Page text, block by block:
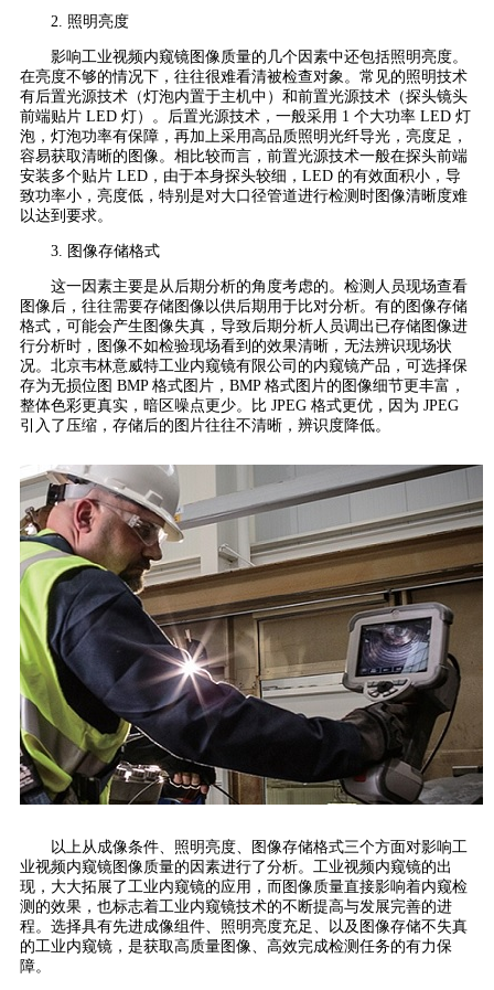
2. 照明亮度
影响工业视频内窥镜图像质量的几个因素中还包括照明亮度。
在亮度不够的情况下，往往很难看清被检查对象。常见的照明技术
有后置光源技术（灯泡内置于主机中）和前置光源技术（探头镜头
前端贴片 LED 灯）。后置光源技术，一般采用 1 个大功率 LED 灯
泡，灯泡功率有保障，再加上采用高品质照明光纤导光，亮度足，
容易获取清晰的图像。相比较而言，前置光源技术一般在探头前端
安装多个贴片 LED，由于本身探头较细，LED 的有效面积小，导
致功率小，亮度低，特别是对大口径管道进行检测时图像清晰度难
以达到要求。
3. 图像存储格式
这一因素主要是从后期分析的角度考虑的。检测人员现场查看
图像后，往往需要存储图像以供后期用于比对分析。有的图像存储
格式，可能会产生图像失真，导致后期分析人员调出已存储图像进
行分析时，图像不如检验现场看到的效果清晰，无法辨识现场状
况。北京韦林意威特工业内窥镜有限公司的内窥镜产品，可选择保
存为无损位图 BMP 格式图片，BMP 格式图片的图像细节更丰富，
整体色彩更真实，暗区噪点更少。比 JPEG 格式更优，因为 JPEG
引入了压缩，存储后的图片往往不清晰，辨识度降低。
以上从成像条件、照明亮度、图像存储格式三个方面对影响工
业视频内窥镜图像质量的因素进行了分析。工业视频内窥镜的出
现，大大拓展了工业内窥镜的应用，而 图像质量直接影响着内窥检
测的效果，也标志着工业内窥镜技术的不断提高与发展完善的进
程。选择具有先进成像组件、照明亮度充足、以及图像存储不失真
的工业内窥镜，是获取高质量图像、高效完成检测任务的有力保
障。